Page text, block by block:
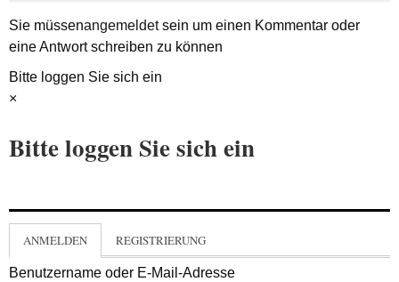
Sie müssenangemeldetsein um einen Kommentar oder
eine Antwort schreiben zu können
Bitte loggen Sie sich ein
×
Bitte loggen Sie sich ein
ANMELDEN REGISTRIERUNG
Benutzername oder E-Mail-Adresse